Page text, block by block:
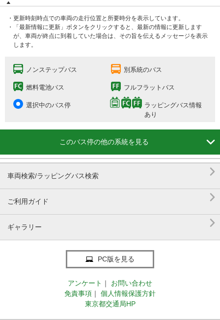
・更新時刻時点での車両の走行位置と所要時分を表示しています。
・「最新情報に更新」ボタンをクリックすると、最新の情報に更新します
が、車両が終点に到着していた場合は、その旨を伝えるメッセージを表示
します。
ノンステップバス 別系統のバス
燃料電池バス フルフラットバス
選択中のバス停
ラッピングバス情報
あり
このバス停の他の系統を見る 
車両検索/ラッピングバス検索 
ご利用ガイド 
ギャラリー 
PC版を見る
アンケート ｜
お問い合わせ
免責事項 ｜
個人情報保護方針
東京都交通局HP